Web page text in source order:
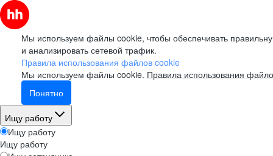
Мы используем файлы cookie, чтобы обеспечивать
и анализировать сетевой трафик.
Правила использования файлов cookie
Мы используем файлы cookie. Правила использования
Понятно
Ищу работу
Ищу работу
Ищу работу